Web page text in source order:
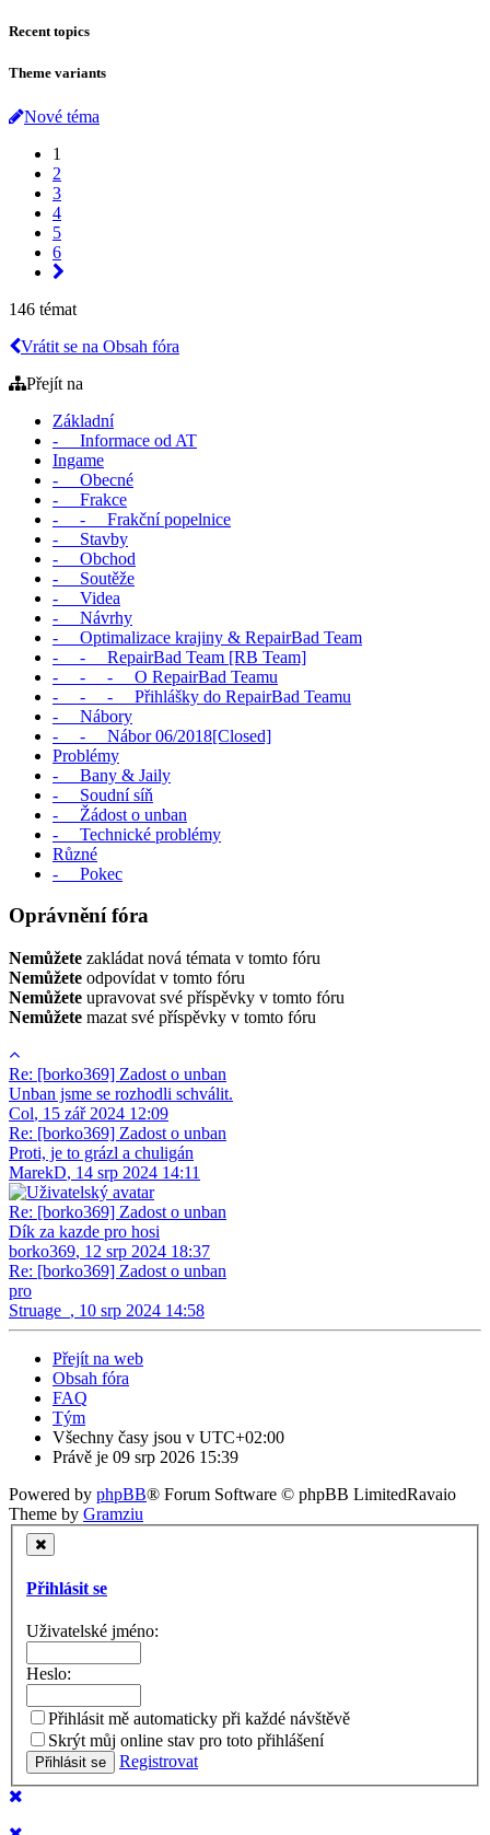
Recent topics
Theme variants
Nové téma
1
2
3
4
5
6
146 témat
Vrátit se na Obsah fóra
Přejít na
Základní
- Informace od AT
Ingame
- Obecné
- Frakce
- - Frakční popelnice
- Stavby
- Obchod
- Soutěže
- Videa
- Návrhy
- Optimalizace krajiny & RepairBad Team
- - RepairBad Team [RB Team]
- - - O RepairBad Teamu
- - - Přihlášky do RepairBad Teamu
- Nábory
- - Nábor 06/2018[Closed]
Problémy
- Bany & Jaily
- Soudní síň
- Žádost o unban
- Technické problémy
Různé
- Pokec
Oprávnění fóra
Nemůžete zakládat nová témata v tomto fóru
Nemůžete odpovídat v tomto fóru
Nemůžete upravovat své příspěvky v tomto fóru
Nemůžete mazat své příspěvky v tomto fóru
Re: [borko369] Zadost o unban
Unban jsme se rozhodli schválit.
Col, 15 zář 2024 12:09
Re: [borko369] Zadost o unban
Proti, je to grázl a chuligán
MarekD, 14 srp 2024 14:11
Re: [borko369] Zadost o unban
Dík za kazde pro hosi
borko369, 12 srp 2024 18:37
Re: [borko369] Zadost o unban
pro
Struage_ , 10 srp 2024 14:58
Přejít na web
Obsah fóra
FAQ
Tým
Všechny časy jsou v UTC+02:00
Právě je 09 srp 2026 15:39
Powered by phpBB® Forum Software © phpBB LimitedRavaio
Theme by Gramziu
Přihlásit se
Uživatelské jméno:
Heslo:
Přihlásit mě automaticky při každé návštěvě
Skrýt můj online stav pro toto přihlášení
Registrovat